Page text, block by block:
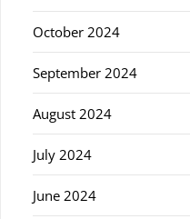
October 2024
September 2024
August 2024
July 2024
June 2024